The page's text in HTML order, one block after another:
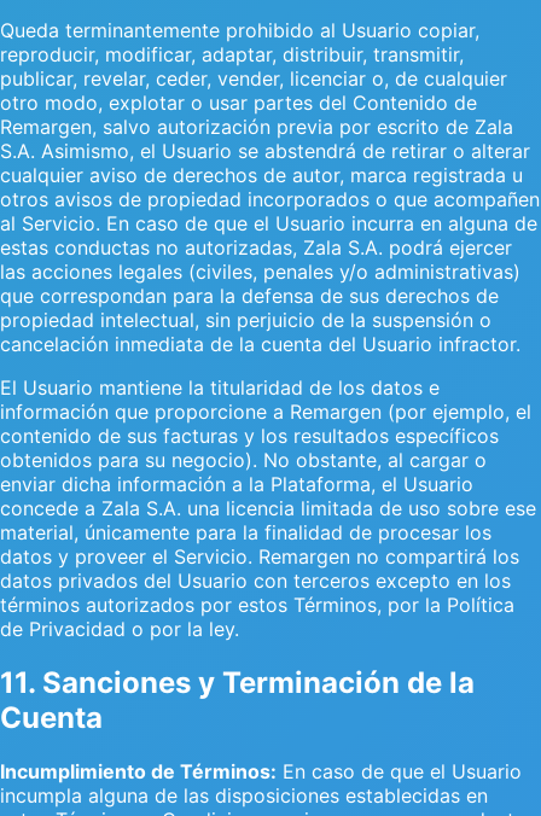
Queda terminantemente prohibido al Usuario copiar,
reproducir, modificar, adaptar, distribuir, transmitir,
publicar, revelar, ceder, vender, licenciar o, de cualquier
otro modo, explotar o usar partes del Contenido de
Remargen, salvo autorización previa por escrito de Zala
S.A. Asimismo, el Usuario se abstendrá de retirar o alterar
cualquier aviso de derechos de autor, marca registrada u
otros avisos de propiedad incorporados o que acompañen
al Servicio. En caso de que el Usuario incurra en alguna de
estas conductas no autorizadas, Zala S.A. podrá ejercer
las acciones legales (civiles, penales y/o administrativas)
que correspondan para la defensa de sus derechos de
propiedad intelectual, sin perjuicio de la suspensión o
cancelación inmediata de la cuenta del Usuario infractor.
El Usuario mantiene la titularidad de los datos e
información que proporcione a Remargen (por ejemplo, el
contenido de sus facturas y los resultados específicos
obtenidos para su negocio). No obstante, al cargar o
enviar dicha información a la Plataforma, el Usuario
concede a Zala S.A. una licencia limitada de uso sobre ese
material, únicamente para la finalidad de procesar los
datos y proveer el Servicio. Remargen no compartirá los
datos privados del Usuario con terceros excepto en los
términos autorizados por estos Términos, por la Política
de Privacidad o por la ley.
11. Sanciones y Terminación de la
Cuenta
Incumplimiento de Términos: En caso de que el Usuario
incumpla alguna de las disposiciones establecidas en